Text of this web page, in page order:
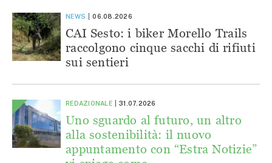
NEWS 06.08.2026
CAI Sesto: i biker Morello Trails
raccolgono cinque sacchi di rifiuti
sui sentieri
REDAZIONALE 31.07.2026
Uno sguardo al futuro, un altro
alla sostenibilità: il nuovo
appuntamento con “Estra Notizie”